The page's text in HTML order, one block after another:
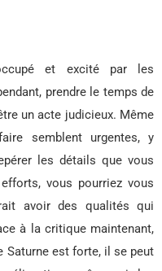
et excité par les
prendre le temps de
un acte judicieux. Même
semblent urgentes, y
les détails que vous
vous pourriez vous
avoir des qualités qui
à la critique maintenant,
Saturne est forte, il se peut